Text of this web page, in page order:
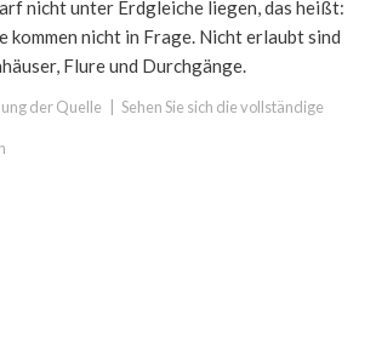
nicht unter Erdgleiche liegen, das heißt:
kommen nicht in Frage. Nicht erlaubt sind
Flure und Durchgänge.
der Quelle Sehen Sie sich die vollständige